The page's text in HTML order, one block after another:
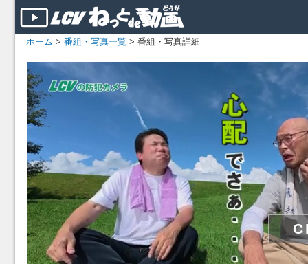
ホーム > 番組・写真一覧 > 番組・写真詳細